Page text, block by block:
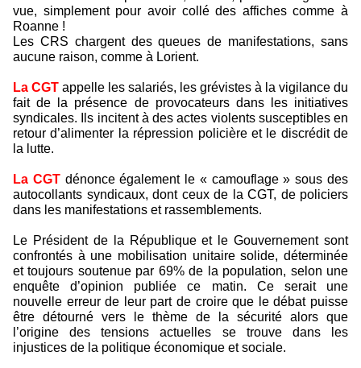
vue, simplement pour avoir collé des affiches comme à
Roanne !
Les CRS chargent des queues de manifestations, sans
aucune raison, comme à Lorient.
La CGT appelle les salariés, les grévistes à la vigilance du
fait de la présence de provocateurs dans les initiatives
syndicales. Ils incitent à des actes violents susceptibles en
retour d’alimenter la répression policière et le discrédit de
la lutte.
La CGTdénonce également le « camouflage » sous des
autocollants syndicaux, dont ceux de la CGT, de policiers
dans les manifestations et rassemblements.
Le Président de la République et le Gouvernement sont
confrontés à une mobilisation unitaire solide, déterminée
et toujours soutenue par 69% de la population, selon une
enquête d’opinion publiée ce matin. Ce serait une
nouvelle erreur de leur part de croire que le débat puisse
être détourné vers le thème de la sécurité alors que
l’origine des tensions actuelles se trouve dans les
injustices de la politique économique et sociale.